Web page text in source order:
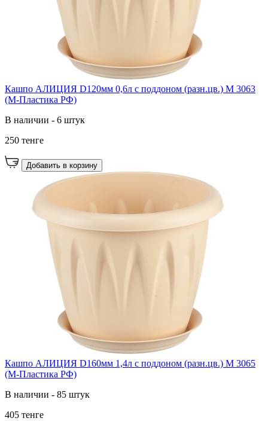
Кашпо АЛИЦИЯ D120мм 0,6л с поддоном (разн.цв.) М 3063
(М-Пластика РФ)
В наличии - 6 штук
250 тенге
Добавить в корзину
Кашпо АЛИЦИЯ D160мм 1,4л с поддоном (разн.цв.) М 3065
(М-Пластика РФ)
В наличии - 85 штук
405 тенге